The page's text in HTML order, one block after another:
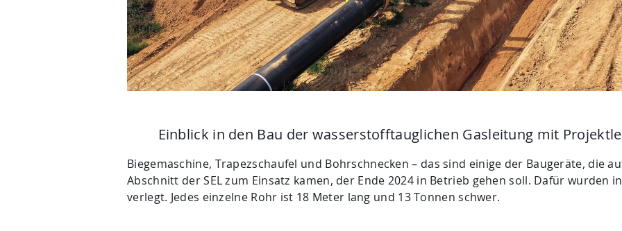
Einblick in den Bau der wasserstofftauglichen Gasleitung mit
Biegemaschine, Trapezschaufel und Bohrschnecken – das sind einige der Baugeräte, die
Abschnitt der SEL zum Einsatz kamen, der Ende 2024 in Betrieb gehen soll. Dafür wurden
verlegt. Jedes einzelne Rohr ist 18 Meter lang und 13 Tonnen schwer.